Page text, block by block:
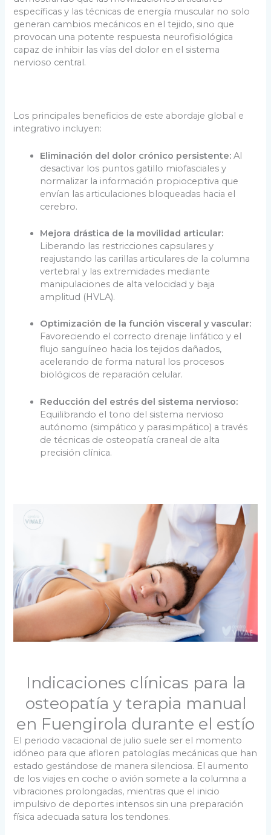
específicas y las técnicas de energía muscular no solo
generan cambios mecánicos en el tejido, sino que
provocan una potente respuesta neurofisiológica
capaz de inhibir las vías del dolor en el sistema
nervioso central.
Los principales beneficios de este abordaje global e
integrativo incluyen:
Eliminación del dolor crónico persistente: Al
desactivar los puntos gatillo miofasciales y
normalizar la información propioceptiva que
envían las articulaciones bloqueadas hacia el
cerebro.
Mejora drástica de la movilidad articular:
Liberando las restricciones capsulares y
reajustando las carillas articulares de la columna
vertebral y las extremidades mediante
manipulaciones de alta velocidad y baja
amplitud (HVLA).
Optimización de la función visceral y vascular:
Favoreciendo el correcto drenaje linfático y el
flujo sanguíneo hacia los tejidos dañados,
acelerando de forma natural los procesos
biológicos de reparación celular.
Reducción del estrés del sistema nervioso:
Equilibrando el tono del sistema nervioso
autónomo (simpático y parasimpático) a través
de técnicas de osteopatía craneal de alta
precisión clínica.
Indicaciones clínicas para la
osteopatía y terapia manual
en Fuengirola durante el estío
El periodo vacacional de julio suele ser el momento
idóneo para que afloren patologías mecánicas que han
estado gestándose de manera silenciosa. El aumento
de los viajes en coche o avión somete a la columna a
vibraciones prolongadas, mientras que el inicio
impulsivo de deportes intensos sin una preparación
física adecuada satura los tendones.